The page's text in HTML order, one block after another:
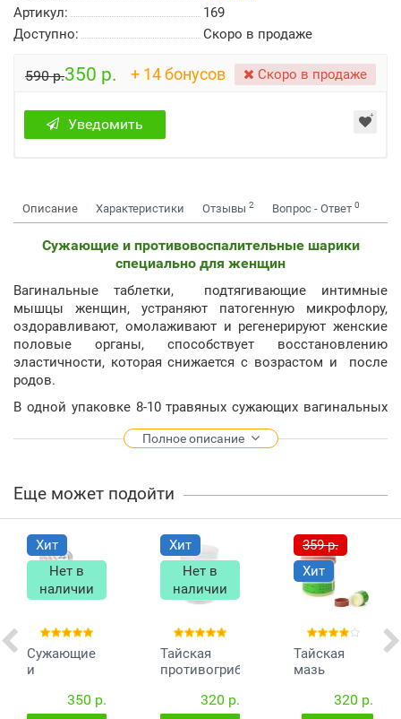
Артикул:
169
Доступно:
Скоро в продаже
590 р.350 р. + 14 бонусов Скоро в продаже
Уведомить
Описание Характеристики Отзывы 2 Вопрос - Ответ 0
Сужающие и противовоспалительные шарики
специально для женщин
Вагинальные таблетки, подтягивающие интимные
мышцы женщин, устраняют патогенную микрофлору,
оздоравливают, омолаживают и регенерируют женские
половые органы, способствует восстановлению
эластичности, которая снижается с возрастом и после
родов.
В одной упаковке 8-10 травяных сужающих вагинальных
таблеток-шариков для женщин.
Натуральный состав шариков: смесь угля бамбука,
(омолаживающий женский огранизм растение пуэрария
мирифика).
Свойства травяных шариков:
Сокращение, сужение интимных мыщц женщины –
эффект «девственности»
Устранение неприятных запахов
За счет антибактериальных и
противогрибковых свойств профилактика и
лечение молочницы и инфекционных заболеваний
Похожими свойствами сужения и очищения обладает и
так называемая палоЧКА для женщин, представленная в
Полное описание
Еще может подойти
Хит
Нет в
наличии
Сужающие
и
шарики для
350 р.
Хит
Нет в
наличии
Тайская
противогрибковая
320 р.
359 р.
Хит
Тайская
мазь
псориаза и
320 р.